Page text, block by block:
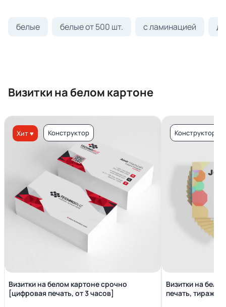
белые белые от 500 шт. с ламинацией
Визитки на белом картоне
Хит ♥ Конструктор
Визитки на белом картоне срочно
[цифровая печать, от 3 часов]
Конструктор
Визитки на
печать, тираж